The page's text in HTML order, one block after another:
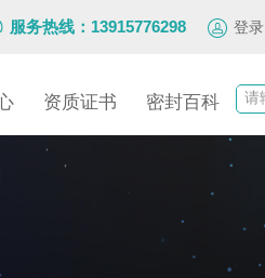
服务热线：13915776298 登录
资质证书 密封百科